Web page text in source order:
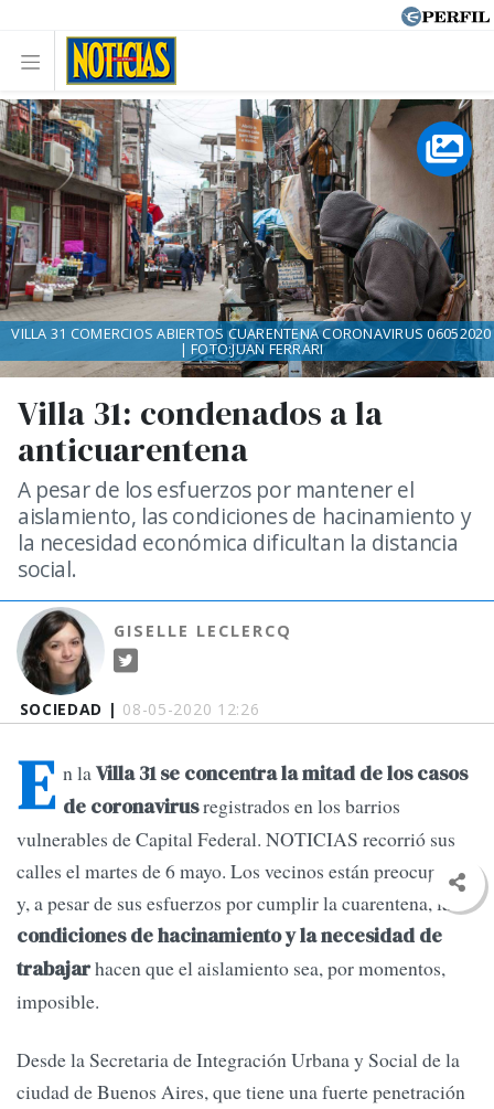
SOCIEDAD | 08-05-2020 12:26
Villa 31: condenados a la
anticuarentena
A pesar de los esfuerzos por mantener el
aislamiento, las condiciones de hacinamiento y
la necesidad económica dificultan la distancia
social.
GISELLE LECLERCQ
VILLA 31 COMERCIOS ABIERTOS CUARENTENA CORONAVIRUS 06052020
| FOTO:JUAN FERRARI
E n laVilla 31 se concentra la mitad de los casos
de coronavirusregistrados en los barrios
vulnerables de Capital Federal. NOTICIAS recorrió sus
calles el martes de 6 mayo. Los vecinos están preocupados
y, a pesar de sus esfuerzos por cumplir la cuarentena, las
condiciones de hacinamiento y la necesidad de
trabajarhacen que el aislamiento sea, por momentos,
imposible.
Desde la Secretaria de Integración Urbana y Social de la
ciudad de Buenos Aires, que tiene una fuerte penetración